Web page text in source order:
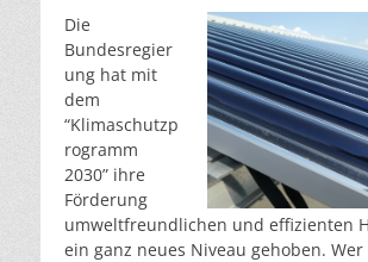
Die
Bundesregier
ung hat mit
dem
“Klimaschutzp
rogramm
2030” ihre
Förderung
umweltfreundlichen und effizienten
ein ganz neues Niveau gehoben.